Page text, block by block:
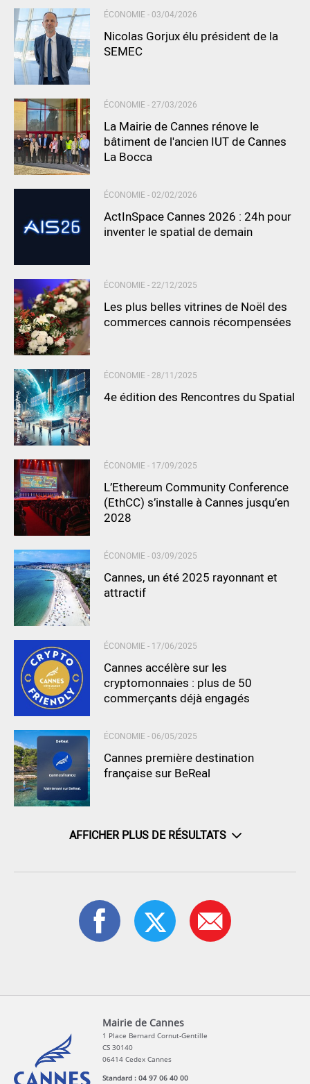
ÉCONOMIE - 03/04/2026
Nicolas Gorjux élu président de la
SEMEC
ÉCONOMIE - 27/03/2026
La Mairie de Cannes rénove le
bâtiment de l'ancien IUT de Cannes
La Bocca
ÉCONOMIE - 02/02/2026
ActInSpace Cannes 2026 : 24h pour
inventer le spatial de demain
ÉCONOMIE - 22/12/2025
Les plus belles vitrines de Noël des
commerces cannois récompensées
ÉCONOMIE - 28/11/2025
4e édition des Rencontres du Spatial
ÉCONOMIE - 17/09/2025
L’Ethereum Community Conference
(EthCC) s’installe à Cannes jusqu’en
2028
ÉCONOMIE - 03/09/2025
Cannes, un été 2025 rayonnant et
attractif
ÉCONOMIE - 17/06/2025
Cannes accélère sur les
cryptomonnaies : plus de 50
commerçants déjà engagés
ÉCONOMIE - 06/05/2025
Cannes première destination
française sur BeReal
AFFICHER PLUS DE RÉSULTATS
Mairie de Cannes
1 Place Bernard Cornut-Gentille
CS 30140
06414 Cedex Cannes
Standard : 04 97 06 40 00